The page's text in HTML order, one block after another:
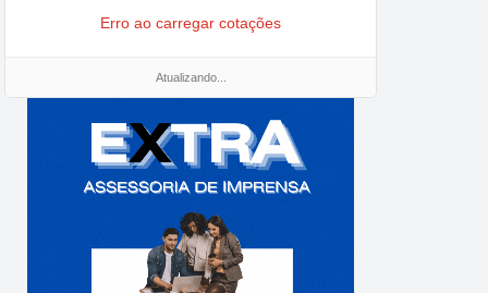
Erro ao carregar cotações
Atualizando...